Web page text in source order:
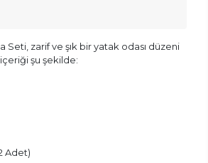
Seti, zarif ve şık bir yatak odası düzeni
şu şekilde:
Adet)